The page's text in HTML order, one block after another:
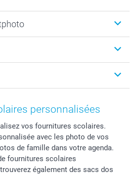
Tirage photo
déco
photo
personnalisées
vos fournitures scolaires.
avec les photo de vos
de famille dans votre agenda.
fournitures scolaires
également des sacs dos